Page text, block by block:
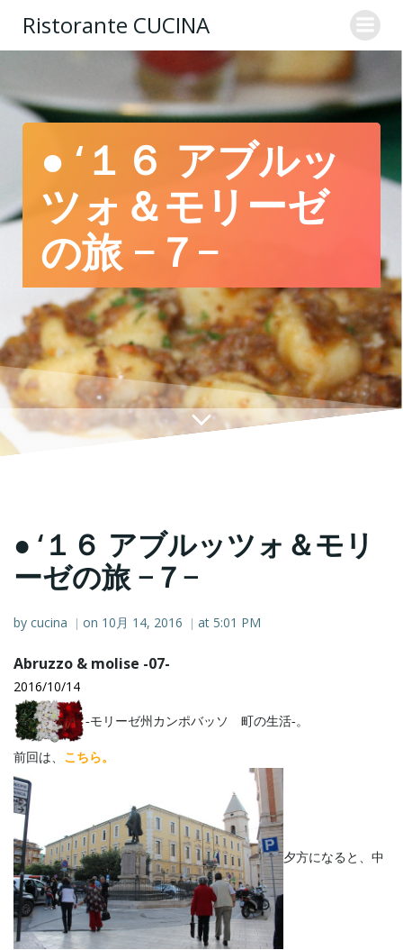
ン
テ
ン
ツ
へ
キ
プ
Ristorante CUCINA
● ‘１６ アブルッ
ツォ＆モリーゼ
の旅 −７−
● ‘１６ アブルッツォ＆モリ
ーゼの旅 −７−
by cucina | on 10月 14, 2016 | at 5:01 PM
Abruzzo & molise -07-
2016/10/14
‐モリーゼ州カンポバッソ 町の生活‐。
前回は、 こちら。
夕方になると、中